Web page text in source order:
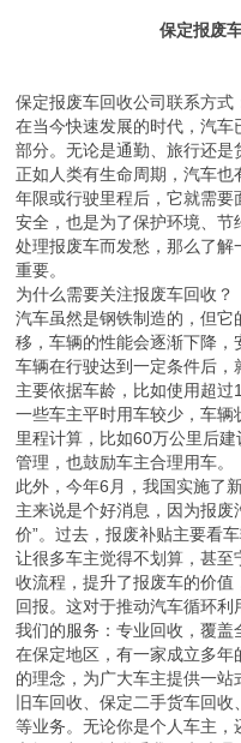
保定报废
保定报废车回收公司联系方式
在当今快速发展的时代，汽
部分。无论是通勤、旅行还是
正如人类有生命周期，汽车也
年限或行驶里程后，它就需
安全，也是为了保护环境、
处理报废车而发愁，那么了
重要。
为什么需要关注报废车回收？
汽车虽然是钢铁制造的，但
移，车辆的性能会逐渐下降，
车辆在行驶达到一定条件后
主要依据车龄，比如使用超
一些车主平时用车较少，车
里程计算，比如60万公里后
管理，也鼓励车主合理用车。
此外，今年6月，我国实施了
主来说是个好消息，因为报废
价”。过去，报废补贴主要看
让很多车主觉得不划算，甚
收流程，提升了报废车的价
回报。这对于推动汽车循环利
我们的服务：专业回收，覆盖
在保定地区，有一家成立多
的理念，为广大车主提供一
旧车回收、保定二手货车回
等业务。无论你是个人车主